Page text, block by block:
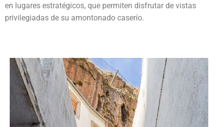
en lugares estratégicos, que permiten disfrutar de vistas
privilegiadas de su amontonado caserío.